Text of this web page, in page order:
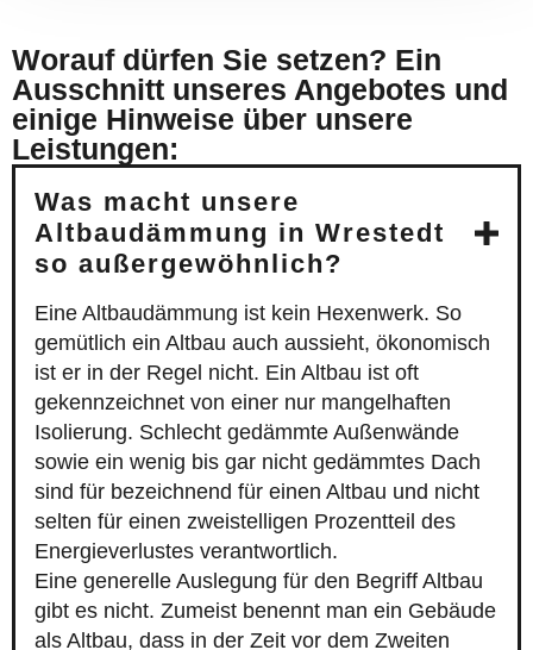
Worauf dürfen Sie setzen? Ein
Ausschnitt unseres Angebotes und
einige Hinweise über unsere
Leistungen:
Was macht unsere
Altbaudämmung in Wrestedt
so außergewöhnlich?
Eine Altbaudämmung ist kein Hexenwerk. So
gemütlich ein Altbau auch aussieht, ökonomisch
ist er in der Regel nicht. Ein Altbau ist oft
gekennzeichnet von einer nur mangelhaften
Isolierung. Schlecht gedämmte Außenwände
sowie ein wenig bis gar nicht gedämmtes Dach
sind für bezeichnend für einen Altbau und nicht
selten für einen zweistelligen Prozentteil des
Energieverlustes verantwortlich.
Eine generelle Auslegung für den Begriff Altbau
gibt es nicht. Zumeist benennt man ein Gebäude
als Altbau, dass in der Zeit vor dem Zweiten